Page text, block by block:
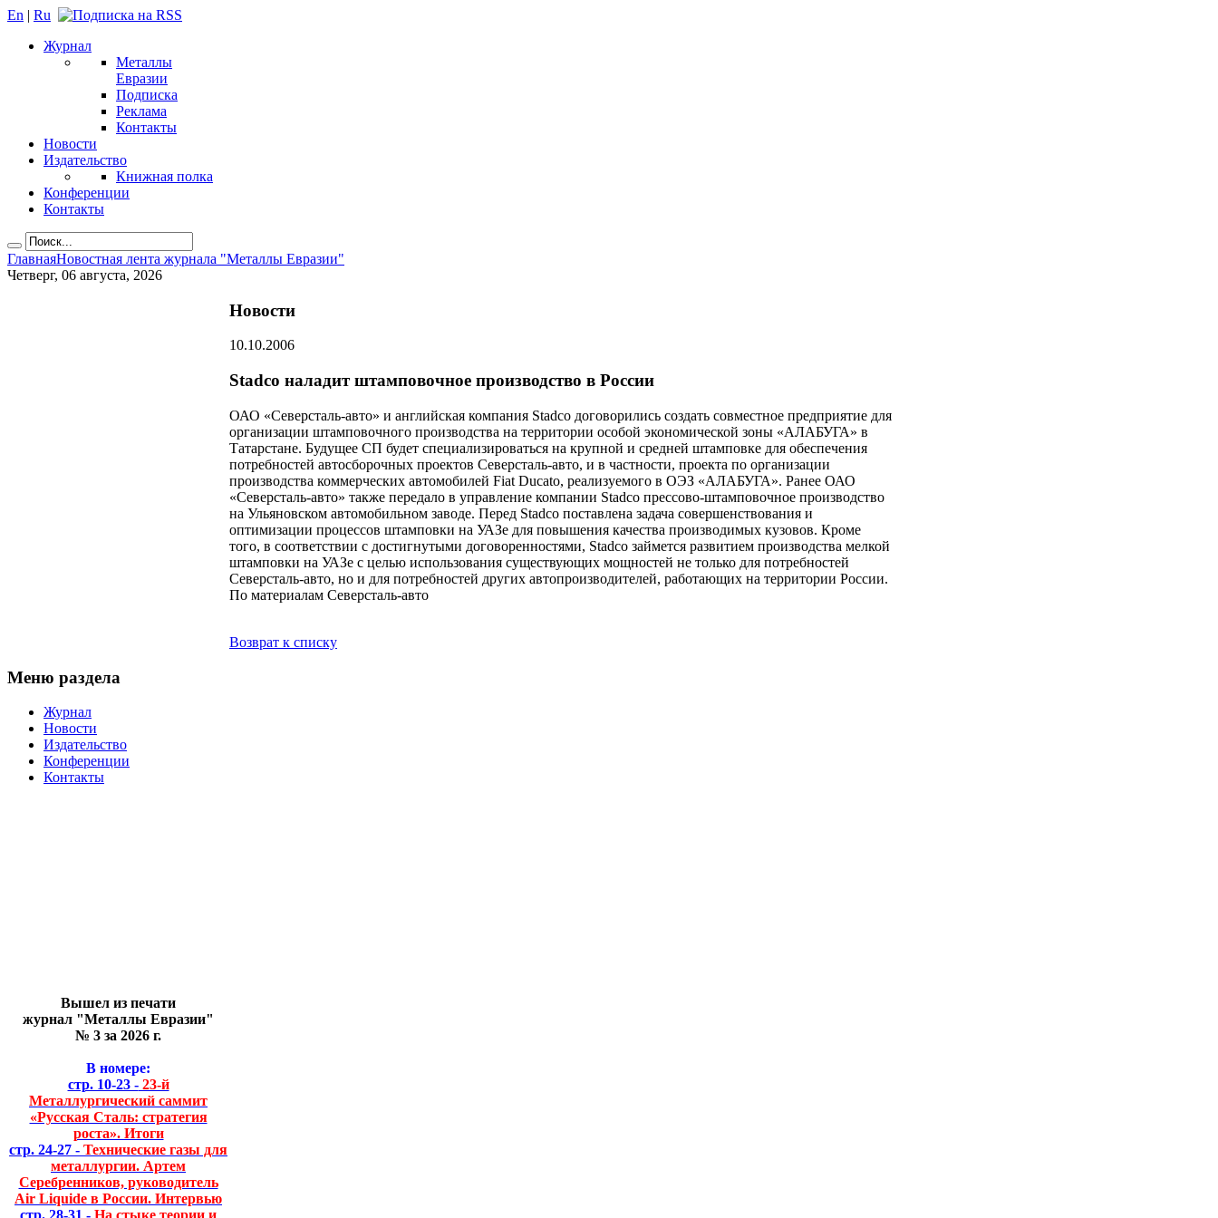
En | Ru
Журнал
Металлы
Евразии
Подписка
Реклама
Контакты
Новости
Издательство
Книжная полка
Конференции
Контакты
ГлавнаяНовостная лента журнала "Металлы Евразии"
Четверг, 06 августа, 2026
Новости
10.10.2006
Stadco наладит штамповочное производство в России
ОАО «Северсталь-авто» и английская компания Stadco договорились создать совместное предприятие для
организации штамповочного производства на территории особой экономической зоны «АЛАБУГА» в
Татарстане. Будущее СП будет специализироваться на крупной и средней штамповке для обеспечения
потребностей автосборочных проектов Северсталь-авто, и в частности, проекта по организации
производства коммерческих автомобилей Fiat Ducato, реализуемого в ОЭЗ «АЛАБУГА». Ранее ОАО
«Северсталь-авто» также передало в управление компании Stadco прессово-штамповочное производство
на Ульяновском автомобильном заводе. Перед Stadco поставлена задача совершенствования и
оптимизации процессов штамповки на УАЗе для повышения качества производимых кузовов. Кроме
того, в соответствии с достигнутыми договоренностями, Stadco займется развитием производства мелкой
штамповки на УАЗе с целью использования существующих мощностей не только для потребностей
Северсталь-авто, но и для потребностей других автопроизводителей, работающих на территории России.
По материалам Северсталь-авто
Возврат к списку
Меню раздела
Журнал
Новости
Издательство
Конференции
Контакты
Вышел из печати
журнал "Металлы Евразии"
№ 3 за 2026 г.
В номере:
стр. 10-23 -23-й
Металлургический саммит
«Русская Сталь: стратегия
роста». Итоги
стр. 24-27 - Технические газы для
металлургии. Артем
Серебренников, руководитель
Air Liquide в России. Интервью